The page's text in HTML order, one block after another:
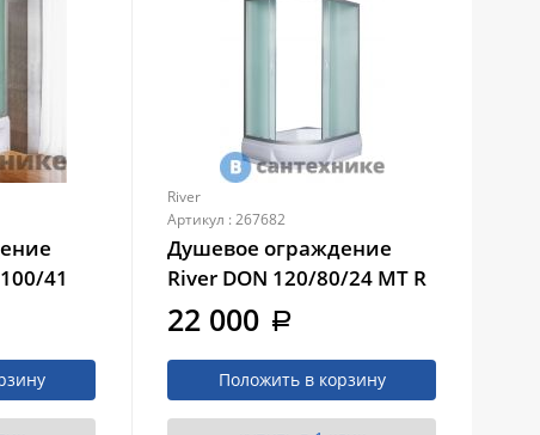
41
River
Артикул : 267682
Душевое ограждение
River DON 120/80/24 МТ R
+ поддон
22 000 a
Положить в корзину